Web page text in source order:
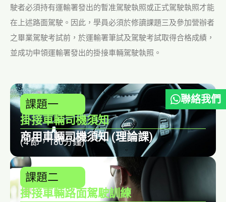
駛者必須持有運輸署發出的暫准駕駛執照或正式駕駛執照才能
在上述路面駕駛。因此，學員必須於修讀課題三及參加營辦者
之畢業駕駛考試前，於運輸署筆試及駕駛考試取得合格成績，
並成功申領運輸署發出的掛接車輛駕駛執照。
課題一
掛接車輛司機須知
商用車輛司機須知 (理論課)
(4 節，180分鐘)
課題二
掛接車輛路面駕駛訓練
聯絡我們